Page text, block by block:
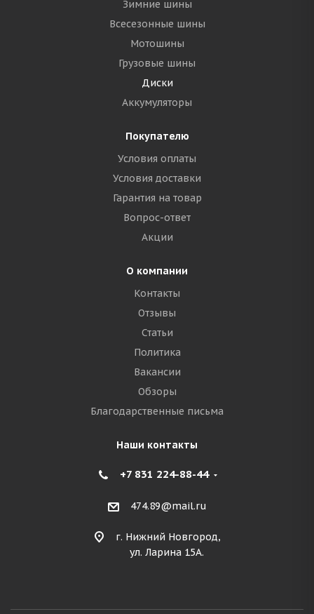
Зимние шины
Всесезонные шины
Мотошины
Грузовые шины
Диски
Аккумуляторы
Покупателю
Условия оплаты
Условия доставки
Гарантия на товар
Вопрос-ответ
Акции
О компании
Контакты
Отзывы
Статьи
Политика
Вакансии
Обзоры
Благодарственные письма
Наши контакты
+7 831 224-88-44
474.89@mail.ru
г. Нижний Новгород,
ул. Ларина 15А.